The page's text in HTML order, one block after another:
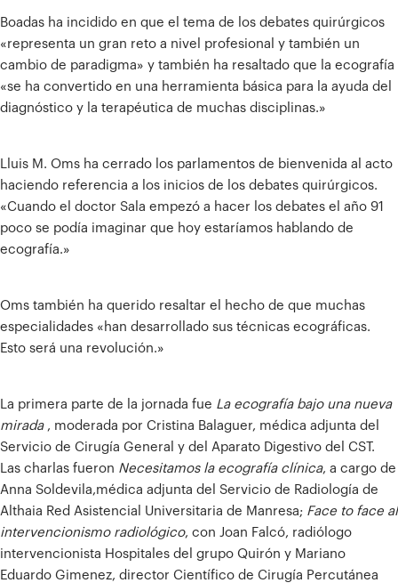
Boadas ha incidido en que el tema de los debates quirúrgicos
«representa un gran reto a nivel profesional y también un
cambio de paradigma» y también ha resaltado que la ecografía
«se ha convertido en una herramienta básica para la ayuda del
diagnóstico y la terapéutica de muchas disciplinas.»
Lluis M. Oms ha cerrado los parlamentos de bienvenida al acto
haciendo referencia a los inicios de los debates quirúrgicos.
«Cuando el doctor Sala empezó a hacer los debates el año 91
poco se podía imaginar que hoy estaríamos hablando de
ecografía.»
Oms también ha querido resaltar el hecho de que muchas
especialidades «han desarrollado sus técnicas ecográficas.
Esto será una revolución.»
La primera parte de la jornada fue La ecografía bajo una nueva
mirada, moderada por Cristina Balaguer, médica adjunta del
Servicio de Cirugía General y del Aparato Digestivo del CST.
Las charlas fueron Necesitamos la ecografía clínica, a cargo de
Anna Soldevila,médica adjunta del Servicio de Radiología de
Althaia Red Asistencial Universitaria de Manresa; Face to face al
intervencionismo radiológico, con Joan Falcó, radiólogo
intervencionista Hospitales del grupo Quirón y Mariano
Eduardo Gimenez, director Científico de Cirugía Percutánea